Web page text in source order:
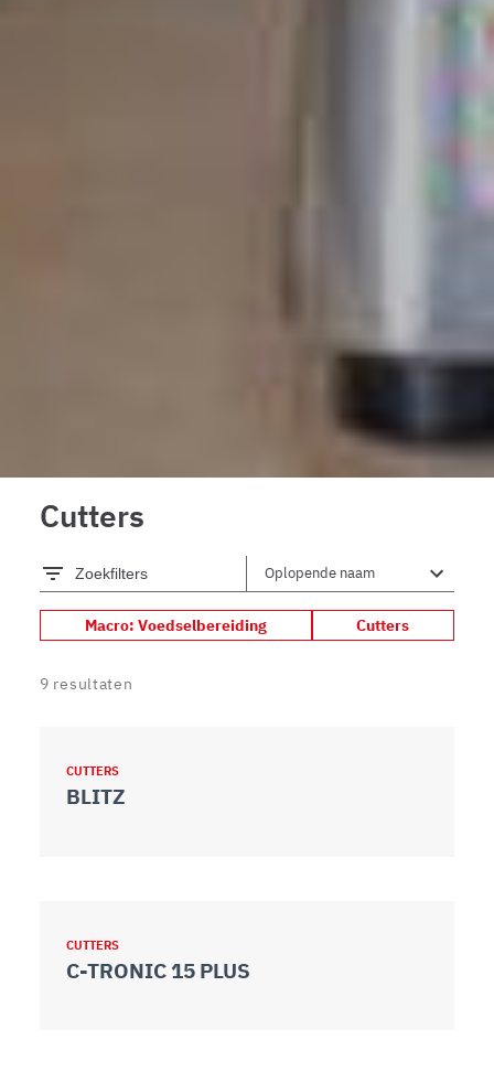
Cutters
Zoekfilters
Macro: Voedselbereiding Cutters
9 resultaten
CUTTERS
BLITZ
CUTTERS
C-TRONIC 15 PLUS